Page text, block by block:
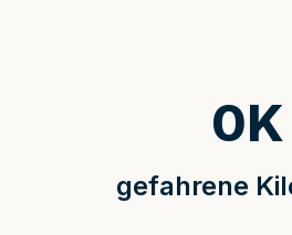
gefahrene
0K